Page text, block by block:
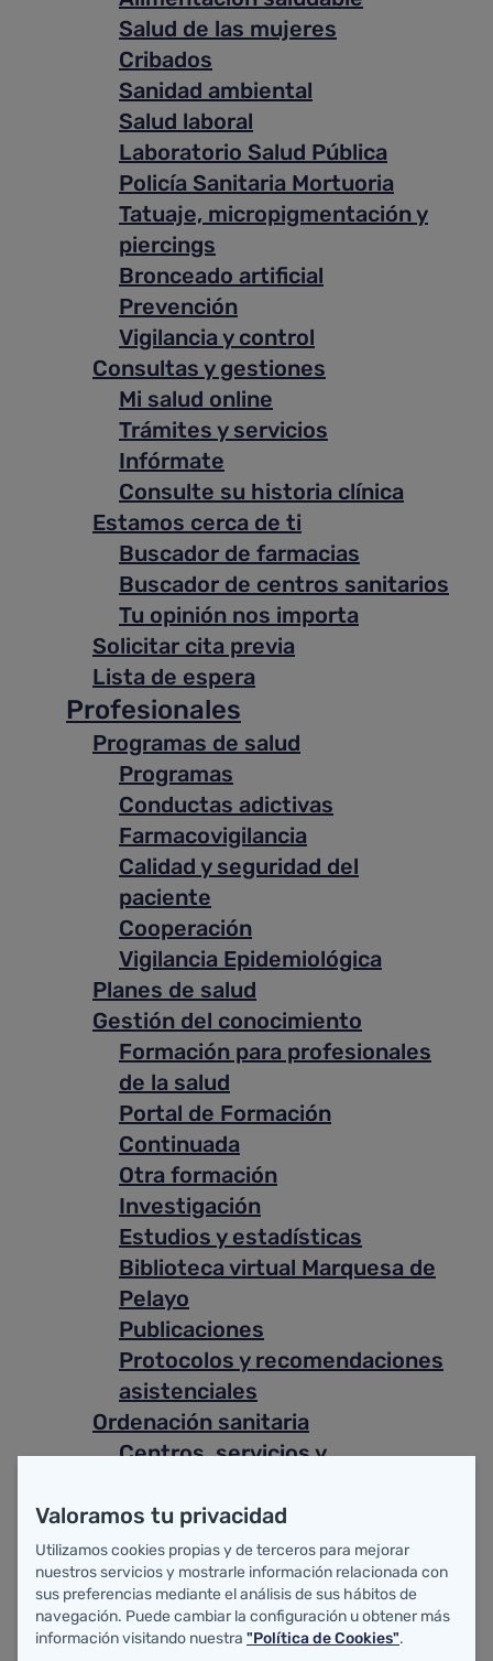
Salud de las mujeres
Cribados
Sanidad ambiental
Salud laboral
Laboratorio Salud Pública
Policía Sanitaria Mortuoria
Tatuaje, micropigmentación y
piercings
Bronceado artificial
Prevención
Vigilancia y control
Consultas y gestiones
Mi salud online
Trámites y servicios
Infórmate
Consulte su historia clínica
Estamos cerca de ti
Buscador de farmacias
Buscador de centros sanitarios
Tu opinión nos importa
Solicitar cita previa
Lista de espera
Profesionales
Programas de salud
Programas
Conductas adictivas
Farmacovigilancia
Calidad y seguridad del
paciente
Cooperación
Vigilancia Epidemiológica
Planes de salud
Gestión del conocimiento
Formación para profesionales
de la salud
Portal de Formación
Continuada
Otra formación
Investigación
Estudios y estadísticas
Biblioteca virtual Marquesa de
Pelayo
Publicaciones
Protocolos y recomendaciones
asistenciales
Ordenación sanitaria
Centros, servicios y
Ley de Eutanasia
Objeción de conciencia
Información, selección y provisión
Selección
Provisión
Valoramos tu privacidad
Utilizamos cookies propias y de terceros para mejorar
nuestros servicios y mostrarle información relacionada con
sus preferencias mediante el análisis de sus hábitos de
navegación. Puede cambiar la configuración u obtener más
información visitando nuestra "Política de Cookies".